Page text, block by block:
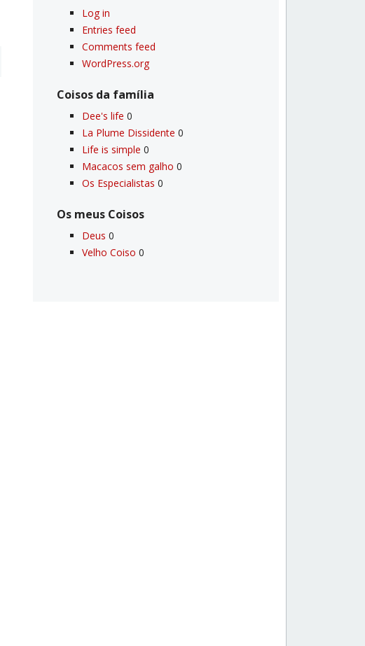
Log in
Entries feed
Comments feed
WordPress.org
Coisos da famí­lia
Dee's life 0
La Plume Dissidente 0
Life is simple 0
Macacos sem galho 0
Os Especialistas 0
Os meus Coisos
Deus 0
Velho Coiso 0